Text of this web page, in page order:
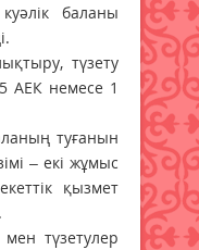
баланы
түзету
АЕК немесе 1
туғанын
– екі жұмыс
қызмет
түзетулер